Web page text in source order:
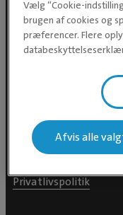
For dyreejere
Nyhedsbrev
Privatlivspolitik
Vælg “Cookie-
brugen af cookies og
præferencer. Flere
Afvis alle